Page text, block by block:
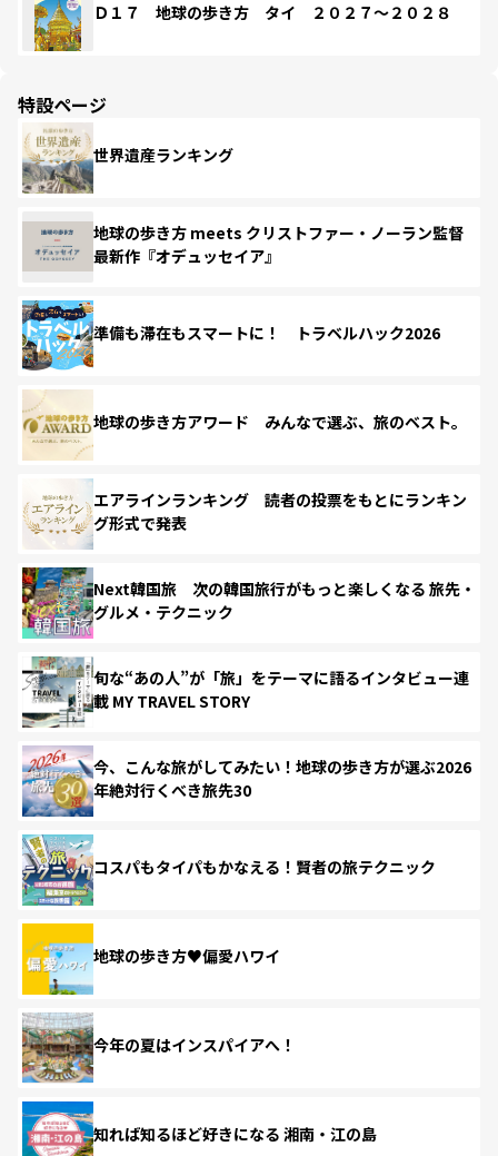
Ｄ１７ 地球の歩き方 タイ ２０２７～２０２８
特設ページ
世界遺産ランキング
地球の歩き方 meets クリストファー・ノーラン監督
最新作『オデュッセイア』
準備も滞在もスマートに！ トラベルハック2026
地球の歩き方アワード みんなで選ぶ、旅のベスト。
エアラインランキング 読者の投票をもとにランキン
グ形式で発表
Next韓国旅 次の韓国旅行がもっと楽しくなる 旅先・
グルメ・テクニック
旬な“あの人”が「旅」をテーマに語るインタビュー連
載 MY TRAVEL STORY
今、こんな旅がしてみたい！地球の歩き方が選ぶ2026
年絶対行くべき旅先30
コスパもタイパもかなえる！賢者の旅テクニック
地球の歩き方♥偏愛ハワイ
今年の夏はインスパイアへ！
知れば知るほど好きになる 湘南・江の島